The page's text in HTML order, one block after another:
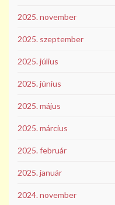
2025. november
2025. szeptember
2025. július
2025. június
2025. május
2025. március
2025. február
2025. január
2024. november